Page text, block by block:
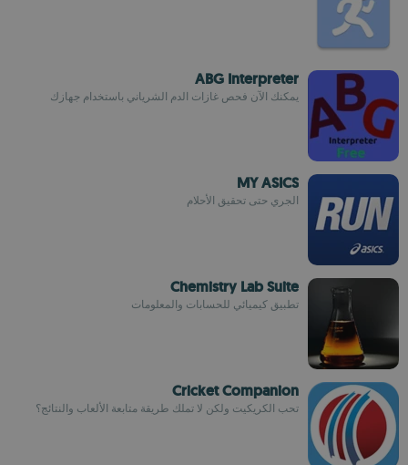
ABG Interpreter
يمكنك الآن فحص غازات الدم الشرياني باستخدام جهازك
MY ASICS
الجري حتى تحقيق الأحلام
Chemistry Lab Suite
تطبيق كيميائي للحسابات والمعلومات
Cricket Companion
تحب الكريكيت ولكن لا تملك طريقة متابعة الألعاب والنتائج؟